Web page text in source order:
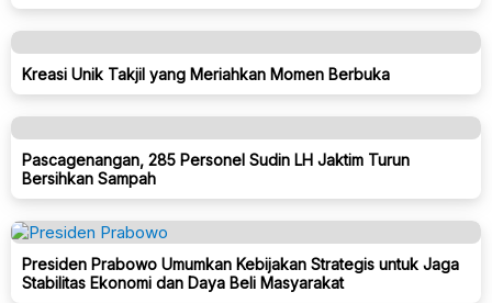
Kreasi Unik Takjil yang Meriahkan Momen Berbuka
Pascagenangan, 285 Personel Sudin LH Jaktim Turun
Bersihkan Sampah
Presiden Prabowo Umumkan Kebijakan Strategis untuk Jaga
Stabilitas Ekonomi dan Daya Beli Masyarakat